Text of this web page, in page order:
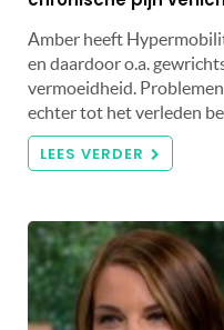
Amber heeft
en daardoor o.a.
vermoeidheid.
echter tot het verleden
LEES VERDER